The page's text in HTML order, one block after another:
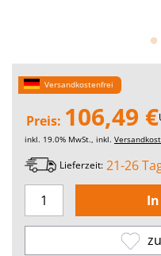
Versandkostenfrei
Preis: 106,49 €
inkl. 19.0% MwSt., inkl.
Lieferzeit: 21-26